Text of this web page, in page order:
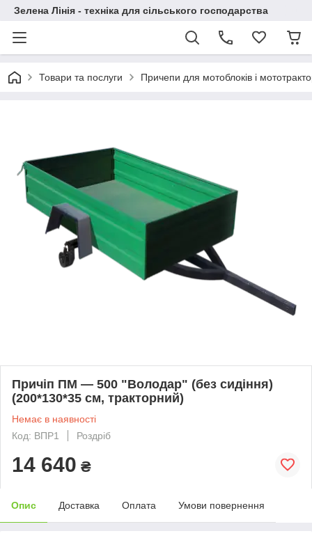
Зелена Лінія - техніка для сільського господарства
Товари та послуги Причепи для мотоблоків і
Причіп ПМ ― 500 "Володар" (без сидіння)
(200*130*35 см, тракторний)
Немає в наявності
Код: ВПР1
Роздріб
14 640 ₴
Опис Доставка Оплата Умови повернення